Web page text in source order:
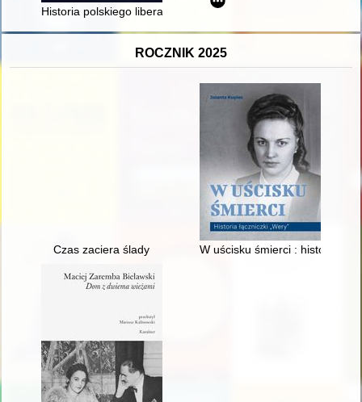
Historia polskiego liberalizmu od okresu przedpaństwowego
ROCZNIK 2025
Czas zaciera ślady W uścisku śmierci : historia